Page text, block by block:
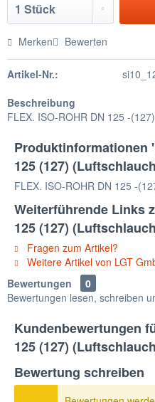
Merken Bewerten
Artikel-Nr.:
Beschreibung
FLEX. ISO-ROHR DN 125 -
Produktinformationen
125 (127)
FLEX. ISO-ROHR DN 125 -
Weiterführende Links
125 (127)
Fragen zum Artikel?
Weitere Artikel von LGT
Bewertungen
0
Bewertungen lesen, schreiben
Kundenbewertungen
125 (127)
Bewertung schreiben